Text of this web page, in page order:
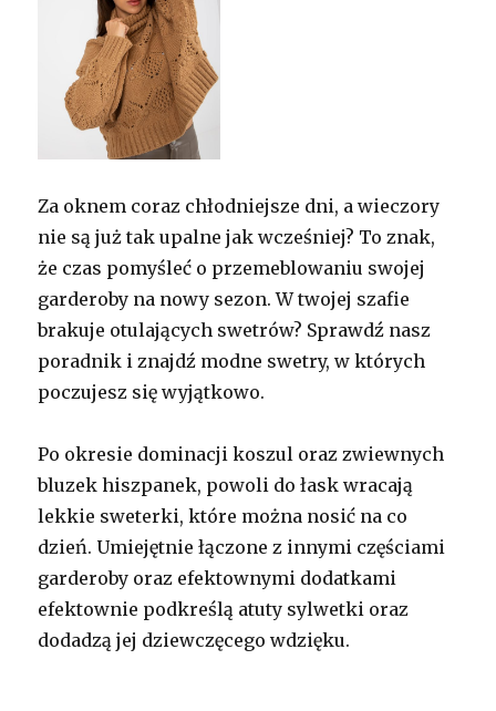
Za oknem coraz chłodniejsze dni, a wieczory
nie są już tak upalne jak wcześniej? To znak,
że czas pomyśleć o przemeblowaniu swojej
garderoby na nowy sezon. W twojej szafie
brakuje otulających swetrów? Sprawdź nasz
poradnik i znajdź modne swetry, w których
poczujesz się wyjątkowo.
Po okresie dominacji koszul oraz zwiewnych
bluzek hiszpanek, powoli do łask wracają
lekkie sweterki, które można nosić na co
dzień. Umiejętnie łączone z innymi częściami
garderoby oraz efektownymi dodatkami
efektownie podkreślą atuty sylwetki oraz
dodadzą jej dziewczęcego wdzięku.